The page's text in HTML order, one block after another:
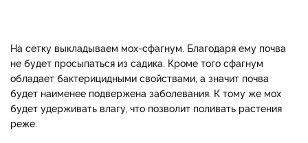
На сетку выкладываем мох-сфагнум. Благодаря ему почва
не будет просыпаться из садика. Кроме того сфагнум
обладает бактерицидными свойствами, а значит почва
будет наименее подвержена заболевания. К тому же мох
будет удерживать влагу, что позволит поливать растения
реже.